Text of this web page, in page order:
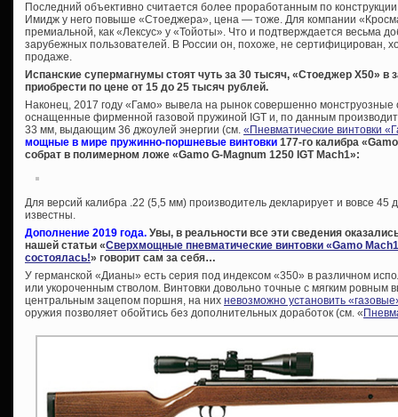
Последний объективно считается более проработанным по
Имидж у него повыше «Стоеджера», цена — тоже. Для компании
премиальной, как «Лексус» у «Тойоты». Что и подтверждается весьма
зарубежных пользователей. В России он, похоже, не сертифицирован,
продаже.
Испанские супермагнумы стоят чуть за 30 тысяч, «Стоеджер Х50»
приобрести по цене от 15 до 25 тысяч рублей.
Наконец, 2017 году «Гамо» вывела на рынок совершенно
оснащенные фирменной газовой пружиной IGT и, по данным
33 мм, выдающим 36 джоулей энергии (см. «Пневматические винтовки
мощные в мире пружинно-поршневые винтовки 177-го калибра
собрат в полимерном ложе «Gamo G-Magnum 1250 IGT Mach1»:
Для версий калибра .22 (5,5 мм) производитель декларирует и вовсе 45
известны.
Дополнение 2019 года. Увы, в реальности все эти сведения
нашей статьи «Сверхмощные пневматические винтовки «Gamo
состоялась!» говорит сам за себя…
У германской «Дианы» есть серия под индексом «350» в различном
или укороченным стволом. Винтовки довольно точные с мягким ровным
центральным зацепом поршня, на них невозможно установить
оружия позволяет обойтись без дополнительных доработок (см. «